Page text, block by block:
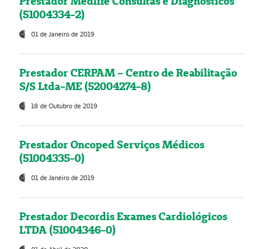
(51004334-2)
01 de Janeiro de 2019
Prestador CERPAM – Centro de Reabilitação
S/S Ltda-ME (52004274-8)
18 de Outubro de 2019
Prestador Oncoped Serviços Médicos
(51004335-0)
01 de Janeiro de 2019
Prestador Decordis Exames Cardiológicos
LTDA (51004346-0)